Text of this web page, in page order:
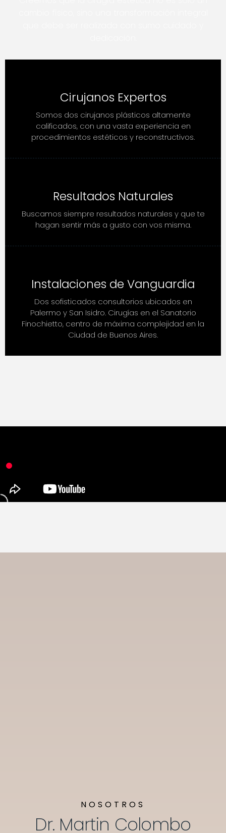
Cirujanos Expertos
Somos dos cirujanos plásticos altamente
calificados, con una vasta experiencia en
procedimientos estéticos y reconstructivos.
Resultados Naturales
Buscamos siempre resultados naturales y que te
hagan sentir más a gusto con vos misma.
Instalaciones de Vanguardia
Dos sofisticados consultorios ubicados en
Palermo y San Isidro. Cirugías en el Sanatorio
Finochietto, centro de máxima complejidad en la
Ciudad de Buenos Aires.
NOSOTROS
Dr. Martin Colombo